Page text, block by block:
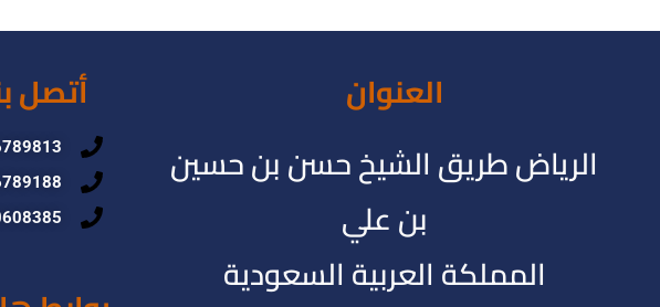
العنوان
الرياض طريق الشيخ حسن بن حسين
بن علي
المملكة العربية السعودية
أتصل